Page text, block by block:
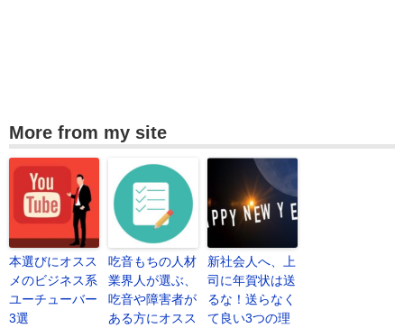
More from my site
本選びにオスス
メのビジネス系
ユーチューバー
3選
吃音もちの人材
業界人が選ぶ、
吃音や障害者が
ある方にオスス
新社会人へ、上
司に年賀状は送
るな！送らなく
て良い3つの理